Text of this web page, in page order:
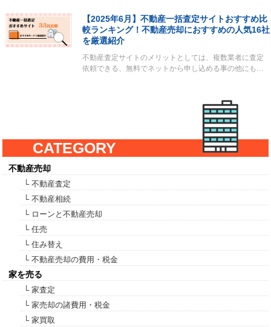
【2025年6月】不動産一括査定サイトおすすめ比
較ランキング！不動産売却におすすめの人気16社
を厳選紹介
不動産査定サイトのメリットとしては、複数業者に査定
依頼できる、無料でネットから申し込める事の他にも…
CATEGORY
不動産売却
└ 不動産査定
└ 不動産相続
└ ローンと不動産売却
└ 任売
└ 住み替え
└ 不動産売却の費用・税金
家を売る
└ 家査定
└ 家売却の諸費用・税金
└ 家買取